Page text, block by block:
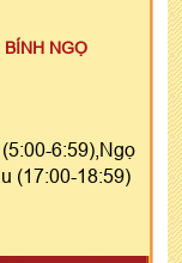
BÍNH NGỌ
6:59),Ngọ
(17:00-18:59)